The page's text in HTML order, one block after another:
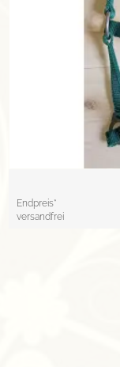
Endpreis*
versandfrei